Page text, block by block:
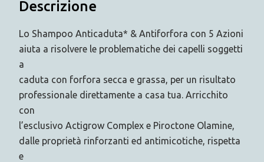
Descrizione
Lo Shampoo Anticaduta* & Antiforfora con 5 Azioni
aiuta a risolvere le problematiche dei capelli soggetti
a
caduta con forfora secca e grassa, per un risultato
professionale direttamente a casa tua. Arricchito
con
l’esclusivo Actigrow Complex e Piroctone Olamine,
dalle proprietà rinforzanti ed antimicotiche, rispetta
e